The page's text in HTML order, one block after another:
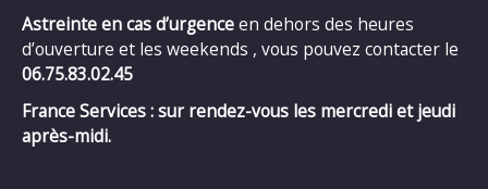
Astreinte en cas d’urgenceen dehors des heures
d’ouverture et les weekends , vous pouvez contacter le
06.75.83.02.45
France Services : sur rendez-vous les mercredi et jeudi
après-midi.